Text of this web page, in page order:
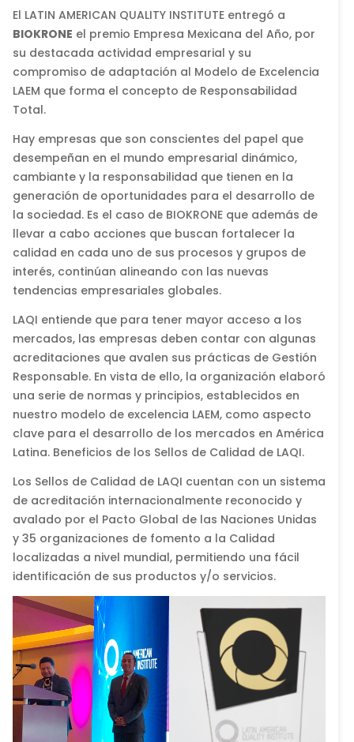
El LATIN AMERICAN QUALITY INSTITUTE entregó a
BIOKRONE el premio Empresa Mexicana del Año, por
su destacada actividad empresarial y su
compromiso de adaptación al Modelo de Excelencia
LAEM que forma el concepto de Responsabilidad
Total.
Hay empresas que son conscientes del papel que
desempeñan en el mundo empresarial dinámico,
cambiante y la responsabilidad que tienen en la
generación de oportunidades para el desarrollo de
la sociedad. Es el caso de BIOKRONE que además de
llevar a cabo acciones que buscan fortalecer la
calidad en cada uno de sus procesos y grupos de
interés, continúan alineando con las nuevas
tendencias empresariales globales.
LAQI entiende que para tener mayor acceso a los
mercados, las empresas deben contar con algunas
acreditaciones que avalen sus prácticas de Gestión
Responsable. En vista de ello, la organización elaboró
una serie de normas y principios, establecidos en
nuestro modelo de excelencia LAEM, como aspecto
clave para el desarrollo de los mercados en América
Latina. Beneficios de los Sellos de Calidad de LAQI.
Los Sellos de Calidad de LAQI cuentan con un sistema
de acreditación internacionalmente reconocido y
avalado por el Pacto Global de las Naciones Unidas
y 35 organizaciones de fomento a la Calidad
localizadas a nivel mundial, permitiendo una fácil
identificación de sus productos y/o servicios.